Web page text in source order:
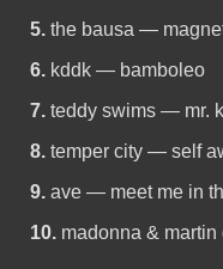
5. the bausa —
6. kddk — bamboleo
7. teddy swims — mr.
8. temper city — self
9. ave — meet me in
10. madonna &